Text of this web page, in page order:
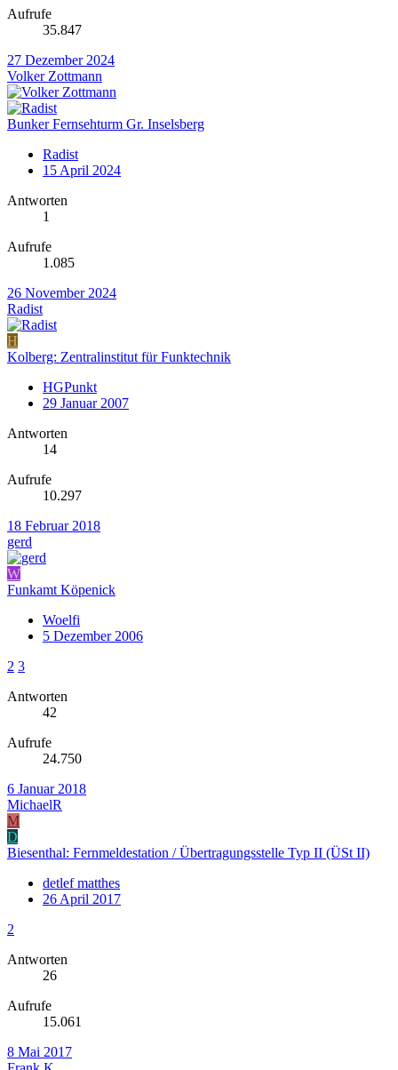
Aufrufe
35.847
27 Dezember 2024
Volker Zottmann
Bunker Fernsehturm Gr. Inselsberg
Radist
15 April 2024
Antworten
1
Aufrufe
1.085
26 November 2024
Radist
H
Kolberg: Zentralinstitut für Funktechnik
HGPunkt
29 Januar 2007
Antworten
14
Aufrufe
10.297
18 Februar 2018
gerd
W
Funkamt Köpenick
Woelfi
5 Dezember 2006
2 3
Antworten
42
Aufrufe
24.750
6 Januar 2018
MichaelR
M
D
Biesenthal: Fernmeldestation / Übertragungsstelle Typ II (ÜSt II)
detlef matthes
26 April 2017
2
Antworten
26
Aufrufe
15.061
8 Mai 2017